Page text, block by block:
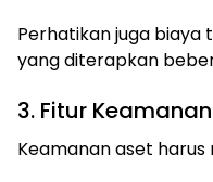
Perhatikan juga
yang diterapkan
3. Fitur
Keamanan aset